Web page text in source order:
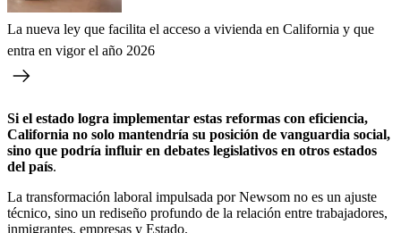
La nueva ley que facilita el acceso a vivienda en California y que
entra en vigor el año 2026
Si el estado logra implementar estas reformas con eficiencia,
California no solo mantendría su posición de vanguardia social,
sino que podría influir en debates legislativos en otros estados
del país.
La transformación laboral impulsada por Newsom no es un ajuste
técnico, sino un rediseño profundo de la relación entre trabajadores,
inmigrantes, empresas y Estado.